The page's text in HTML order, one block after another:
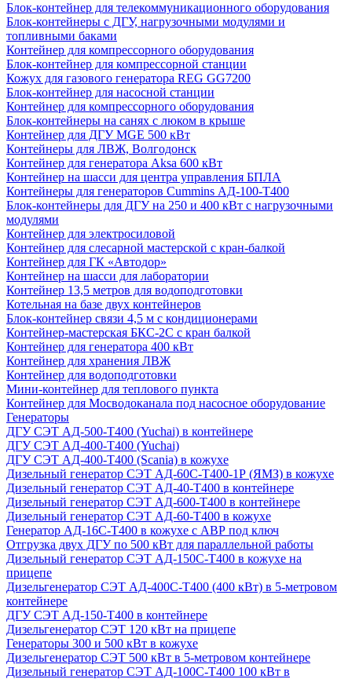
Блок-контейнер для телекоммуникационного оборудования
Блок-контейнеры с ДГУ, нагрузочными модулями и
топливными баками
Контейнер для компрессорного оборудования
Блок-контейнер для компрессорной станции
Кожух для газового генератора REG GG7200
Блок-контейнер для насосной станции
Контейнер для компрессорного оборудования
Блок-контейнеры на санях с люком в крыше
Контейнер для ДГУ MGE 500 кВт
Контейнеры для ЛВЖ, Волгодонск
Контейнер для генератора Aksa 600 кВт
Контейнер на шасси для центра управления БПЛА
Контейнеры для генераторов Cummins АД-100-Т400
Блок-контейнеры для ДГУ на 250 и 400 кВт с нагрузочными
модулями
Контейнер для электросиловой
Контейнер для слесарной мастерской с кран-балкой
Контейнер для ГК «Автодор»
Контейнер на шасси для лаборатории
Контейнер 13,5 метров для водоподготовки
Котельная на базе двух контейнеров
Блок-контейнер связи 4,5 м с кондиционерами
Контейнер-мастерская БКС-2С с кран балкой
Контейнер для генератора 400 кВт
Контейнер для хранения ЛВЖ
Контейнер для водоподготовки
Мини-контейнер для теплового пункта
Контейнер для Мосводоканала под насосное оборудование
Генераторы
ДГУ СЭТ АД-500-Т400 (Yuchai) в контейнере
ДГУ СЭТ АД-400-Т400 (Yuchai)
ДГУ СЭТ АД-400-Т400 (Scania) в кожухе
Дизельный генератор СЭТ АД-60С-Т400-1Р (ЯМЗ) в кожухе
Дизельный генератор СЭТ АД-40-Т400 в контейнере
Дизельный генератор СЭТ АД-600-Т400 в контейнере
Дизельный генератор СЭТ АД-60-Т400 в кожухе
Генератор АД-16С-Т400 в кожухе с АВР под ключ
Отгрузка двух ДГУ по 500 кВт для параллельной работы
Дизельный генератор СЭТ АД-150С-Т400 в кожухе на
прицепе
Дизельгенератор СЭТ АД-400С-Т400 (400 кВт) в 5-метровом
контейнере
ДГУ СЭТ АД-150-Т400 в контейнере
Дизельгенератор СЭТ 120 кВт на прицепе
Генераторы 300 и 500 кВт в кожухе
Дизельгенератор СЭТ 500 кВт в 5-метровом контейнере
Дизельный генератор СЭТ АД-100С-Т400 100 кВт в